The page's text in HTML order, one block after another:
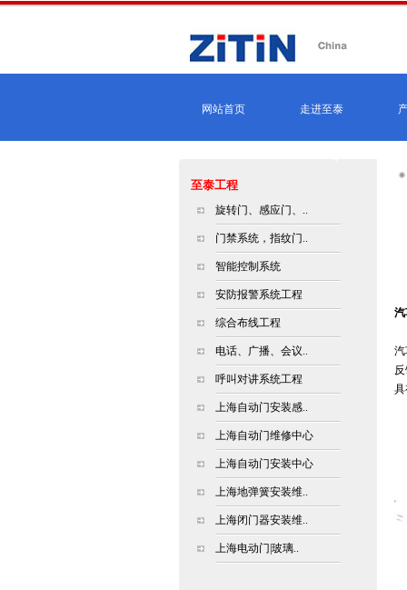
网站首页 走进至泰
至泰工程
旋转门、感应门、..
门禁系统，指纹门..
智能控制系统
安防报警系统工程
综合布线工程
电话、广播、会议..
呼叫对讲系统工程
上海自动门安装感..
上海自动门维修中心
上海自动门安装中心
上海地弹簧安装维..
上海闭门器安装维..
上海电动门|玻璃..
汽
汽